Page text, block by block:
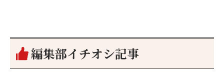
編集部イチオシ記事